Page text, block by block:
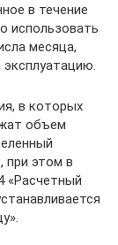
в течение
использовать
месяца,
в которых
объем
при этом в
«Расчетный